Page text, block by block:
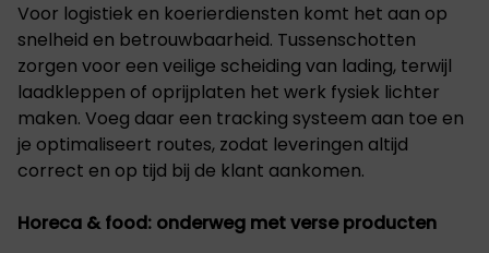
Voor logistiek en koerierdiensten komt het aan op
snelheid en betrouwbaarheid. Tussenschotten
zorgen voor een veilige scheiding van lading, terwijl
laadkleppen of oprijplaten het werk fysiek lichter
maken. Voeg daar een tracking systeem aan toe en
je optimaliseert routes, zodat leveringen altijd
correct en op tijd bij de klant aankomen.
Horeca & food: onderweg met verse producten